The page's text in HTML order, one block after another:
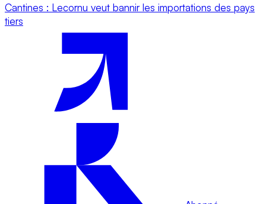
Cantines : Lecornu veut bannir les importations des pays
tiers